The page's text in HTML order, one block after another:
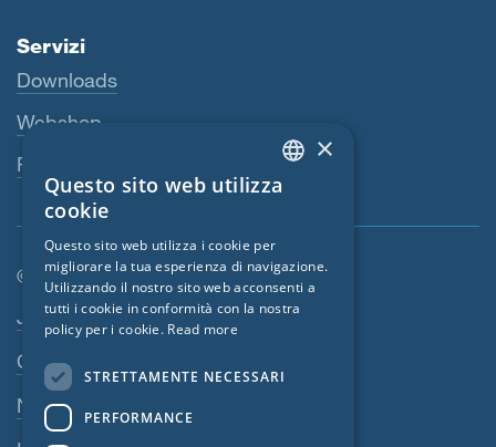
Servizi
Downloads
Webshop
Persona di riferimento
© SIGA 2026
Area di navigazione footer
Jobs
Contatto
Norme sulla privacy
ENGLISH
FRENCH
CZECH
LATVIAN
×
Questo sito web utilizza
cookie
Questo sito web utilizza i cookie per
migliorare la tua esperienza di navigazione.
Utilizzando il nostro sito web acconsenti a
tutti i cookie in conformità con la nostra
policy per i cookie. Read more
STRETTAMENTE NECESSARI
PERFORMANCE